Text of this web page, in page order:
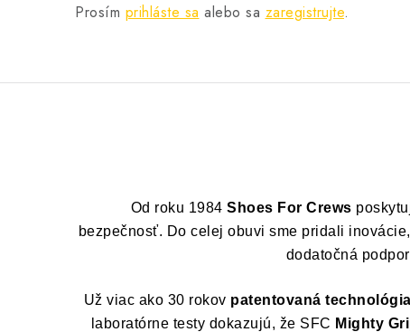
Prosím prihláste sa alebo sa zaregistrujte.
Od roku 1984Shoes For Crews
bezpečnosť. Do celej obuvi sme pridali
dodatočná
Už viac ako 30 rokov patentovaná technológia
laboratórne testy dokazujú, že SFC Mighty